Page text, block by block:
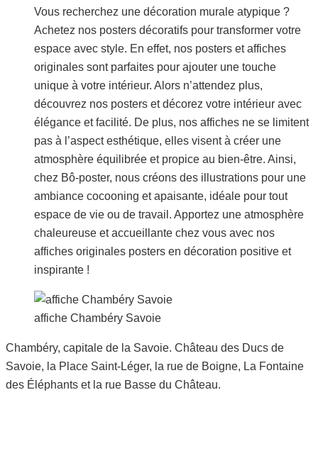
affiche Chambéry Savoie
Chambéry, capitale de la Savoie. Château des Ducs de
Savoie, la Place Saint-Léger, la rue de Boigne, La Fontaine
des Éléphants et la rue Basse du Château.